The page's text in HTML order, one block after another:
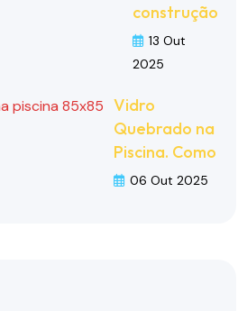
construção
13 Out
2025
Vidro
Quebrado na
Piscina. Como
06 Out 2025